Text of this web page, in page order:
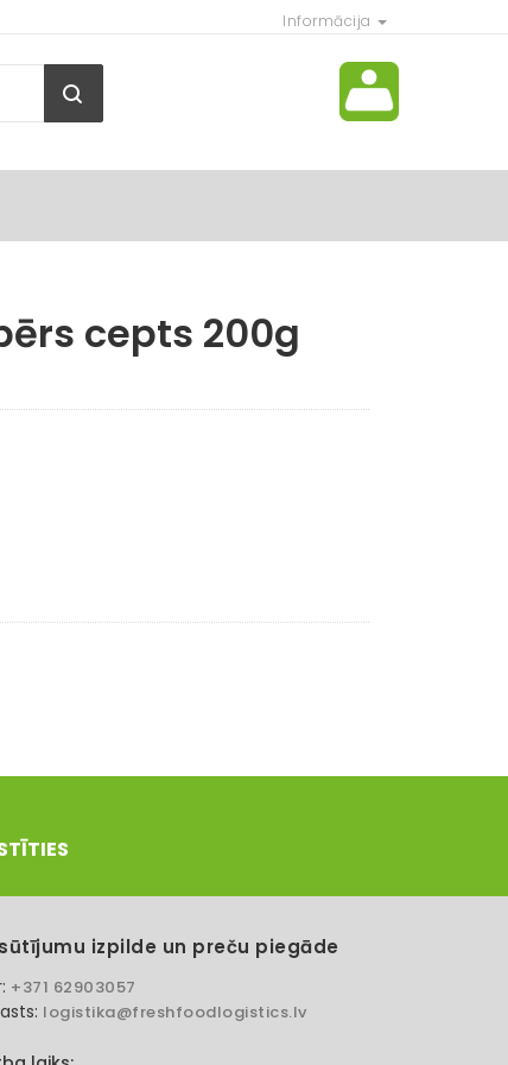
Informācija
cepts 200g
izpilde un preču piegāde
+371 62903057
logistika@freshfoodlogistics.lv